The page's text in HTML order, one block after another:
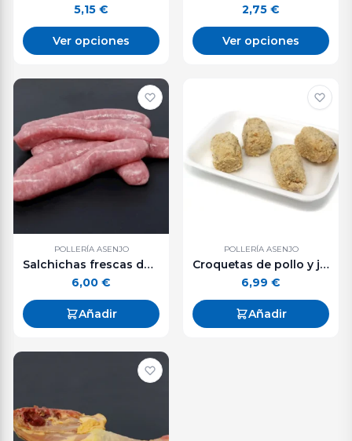
5,15 €
Ver opciones
2,75 €
Ver opciones
POLLERÍA ASENJO
Salchichas frescas de ave. 500 g. aprox.
6,00 €
Añadir
POLLERÍA ASENJO
Croquetas de pollo y jamón (500 g. aprox.)
6,99 €
Añadir